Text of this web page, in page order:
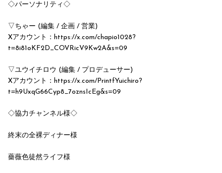
◇パーソナリティ◇
▽ちゃー (編集 / 企画 / 営業)
Xアカウント：https://x.com/chapio1028?
t=8i81oKF2D_COVRicV9Kw2A&s=09
▽ユウイチロウ (編集 / プロデューサー)
Xアカウント：https://x.com/PrintfYuichiro?
t=h9UxqG66Cyp8_7oznsIcEg&s=09
◇協力チャンネル様◇
終末の全裸ディナー様
薔薇色徒然ライフ様